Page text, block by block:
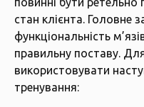
стан клієнта. Головне
функціональність
правильну поставу.
використовувати
тренування: